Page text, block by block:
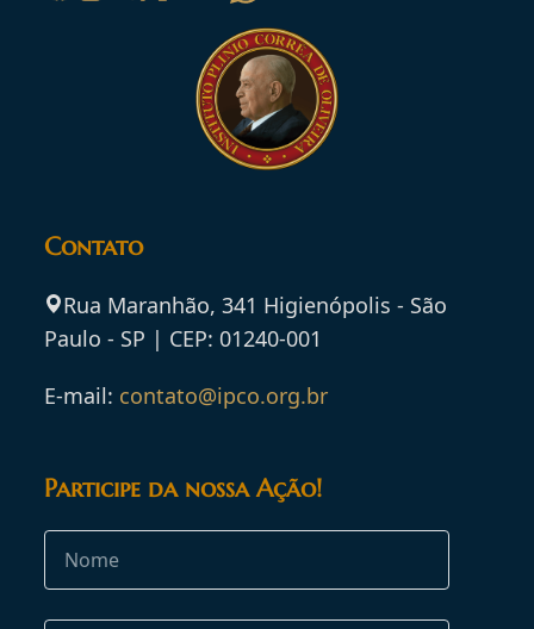
Contato
Rua Maranhão, 341 Higienópolis - São
Paulo - SP | CEP: 01240-001
E-mail: contato@ipco.org.br
Participe da nossa Ação!